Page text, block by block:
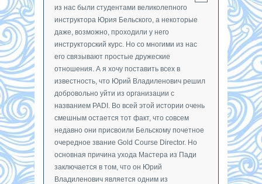
из нас были студентами великолепного
инструктора Юрия Бельского, а некоторые
даже, возможно, проходили у него
инструкторский курс. Но со многими из нас
его связывают простые дружеские
отношения. А я хочу поставить всех в
известность, что Юрий Владиленович решил
добровольно уйти из организации с
названием PADI. Во всей этой истории очень
смешным остается тот факт, что совсем
недавно они присвоили Бельскому почетное
очередное звание Gold Course Director. Но
основная причина ухода Мастера из Пади
заключается в том, что он Юрий
Владиленович является одним из